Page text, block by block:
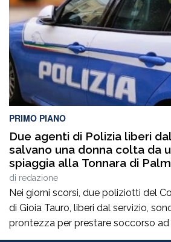
inverno […]
PRIMO PIANO
Due agenti di Polizia liberi
salvano una donna colta da
spiaggia alla Tonnara di
di redazione
Nei giorni scorsi, due poliziotti del
di Gioia Tauro, liberi dal servizio,
prontezza per prestare soccorso
un malore, mentre si trovava in